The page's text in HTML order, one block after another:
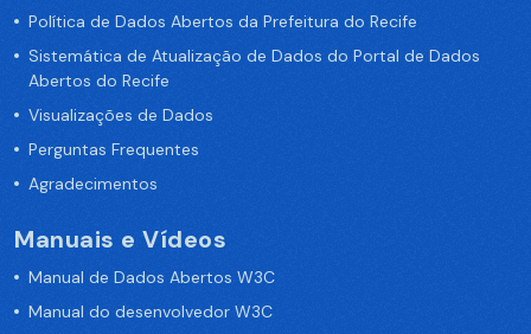
Política de Dados Abertos da Prefeitura do Recife
Sistemática de Atualização de Dados do Portal de Dados
Abertos do Recife
Visualizações de Dados
Perguntas Frequentes
Agradecimentos
Manuais e Vídeos
Manual de Dados Abertos W3C
Manual do desenvolvedor W3C